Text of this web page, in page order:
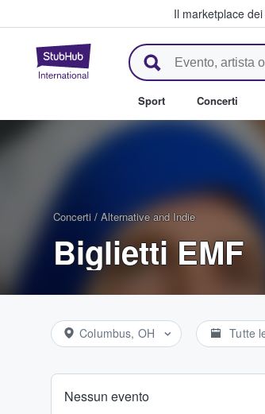
Il marketplace
StubHub - Dove i
Sport Concerti
Concerti / Alternative and Indie
Biglietti EMF
Columbus, OH Tutte
Nessun evento